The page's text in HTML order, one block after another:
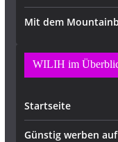
Mit dem
WILIH im
Startseite
Günstig werben